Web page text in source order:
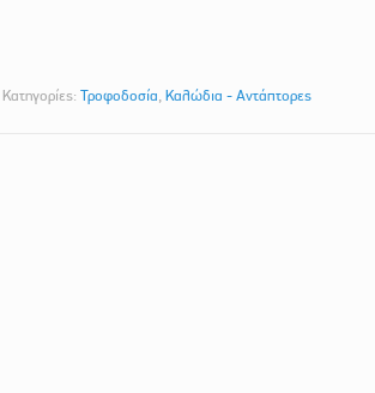
Κατηγορίες: Τροφοδοσία, Καλώδια - Αντάπτορες